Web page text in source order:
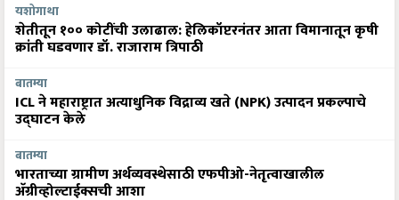
यशोगाथा
शेतीतून १०० कोटींची उलाढाल: हेलिकॉप्टरनंतर आता विमानातून कृषी
क्रांती घडवणार डॉ. राजाराम त्रिपाठी
बातम्या
ICL ने महाराष्ट्रात अत्याधुनिक विद्राव्य खते (NPK) उत्पादन प्रकल्पाचे
उद्घाटन केले
बातम्या
भारताच्या ग्रामीण अर्थव्यवस्थेसाठी एफपीओ-नेतृत्वाखालील
अ‍ॅग्रीव्होल्टाईक्सची आशा